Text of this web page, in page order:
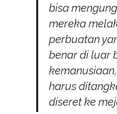
bisa
mereka
perbuatan
benar di luar
harus
diseret ke